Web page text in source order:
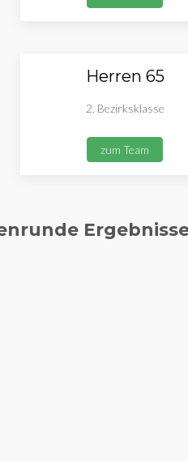
Herren 65
2. Bezirksklasse
zum Team